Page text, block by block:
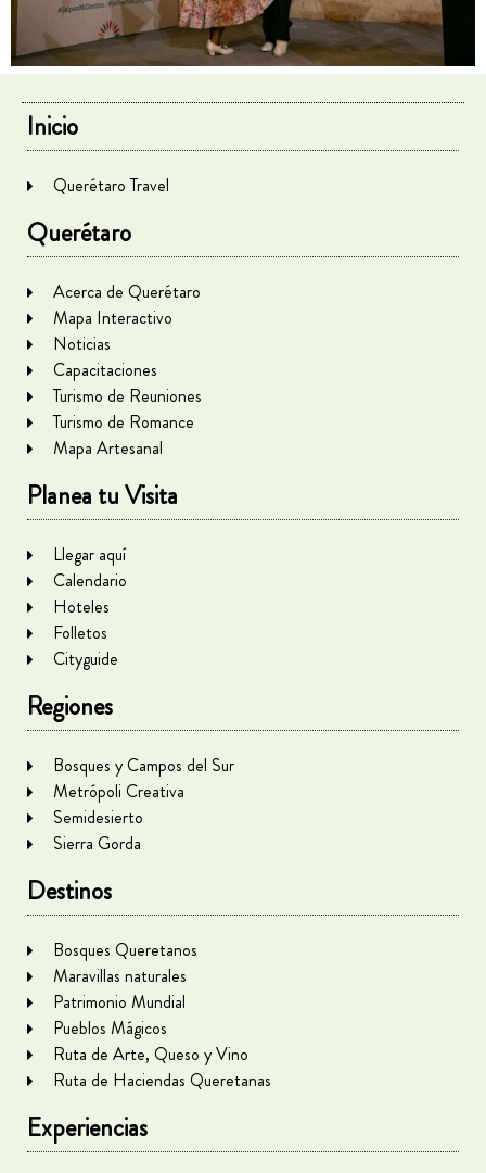
Inicio
Querétaro Travel
Querétaro
Acerca de Querétaro
Mapa Interactivo
Noticias
Capacitaciones
Turismo de Reuniones
Turismo de Romance
Mapa Artesanal
Planea tu Visita
Llegar aquí
Calendario
Hoteles
Folletos
Cityguide
Regiones
Bosques y Campos del Sur
Metrópoli Creativa
Semidesierto
Sierra Gorda
Destinos
Bosques Queretanos
Maravillas naturales
Patrimonio Mundial
Pueblos Mágicos
Ruta de Arte, Queso y Vino
Ruta de Haciendas Queretanas
Experiencias